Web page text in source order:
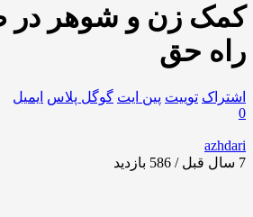
کمک زن و شوهر
راه حق
اشتراک توییت پین ایت گوگل‌ پلاس ایمیل
0
azhdari
7 سال قبل / 586
بازدید